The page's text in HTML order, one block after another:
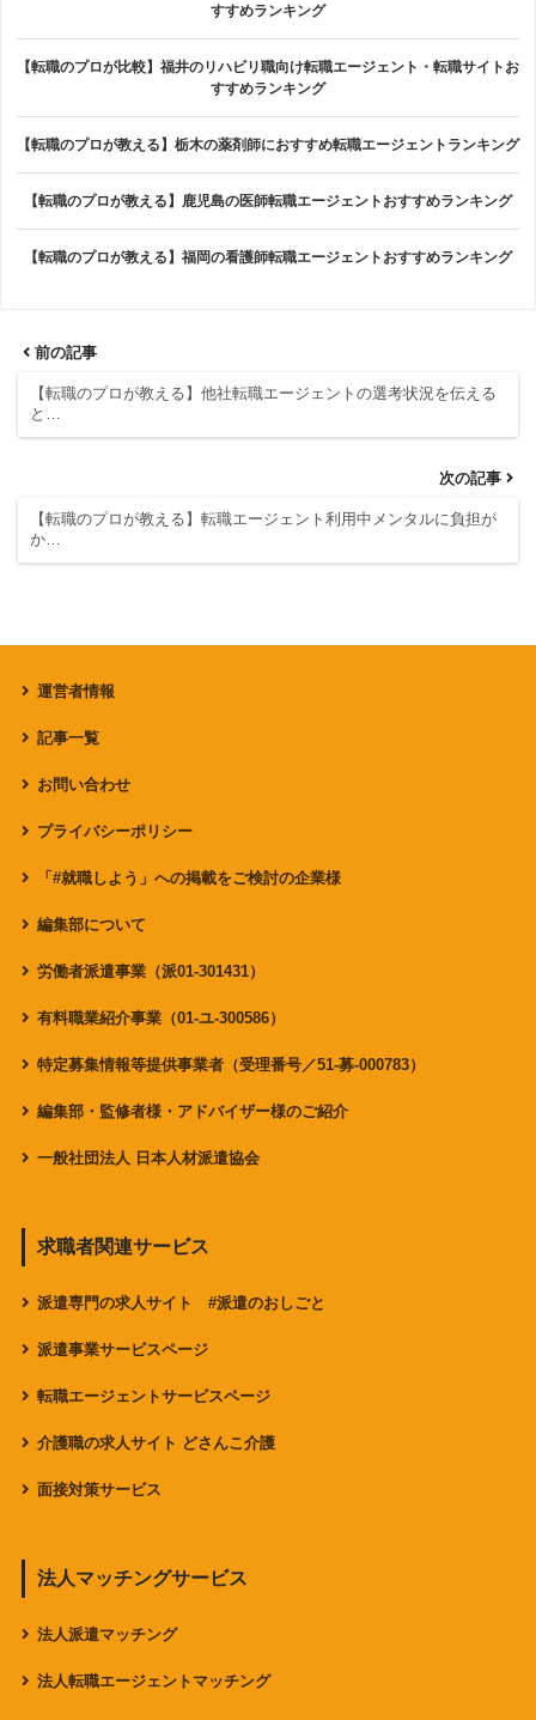
すすめランキング
【転職のプロが比較】福井のリハビリ職向け転職エージェント・転職サイトお
すすめランキング
【転職のプロが教える】栃木の薬剤師におすすめ転職エージェントランキング
【転職のプロが教える】鹿児島の医師転職エージェントおすすめランキング
【転職のプロが教える】福岡の看護師転職エージェントおすすめランキング
前の記事
【転職のプロが教える】他社転職エージェントの選考状況を伝える
と…
次の記事
【転職のプロが教える】転職エージェント利用中メンタルに負担が
か…
運営者情報
記事一覧
お問い合わせ
プライバシーポリシー
「#就職しよう」への掲載をご検討の企業様
編集部について
労働者派遣事業（派01-301431）
有料職業紹介事業（01-ユ-300586）
特定募集情報等提供事業者（受理番号／51-募-000783）
編集部・監修者様・アドバイザー様のご紹介
一般社団法人 日本人材派遣協会
求職者関連サービス
派遣専門の求人サイト #派遣のおしごと
派遣事業サービスページ
転職エージェントサービスページ
介護職の求人サイト どさんこ介護
面接対策サービス
法人マッチングサービス
法人派遣マッチング
法人転職エージェントマッチング